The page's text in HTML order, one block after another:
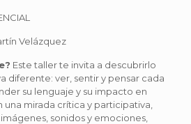
Velázquez
Este taller te invita a descubrirlo
diferente: ver, sentir y pensar cada
su lenguaje y su impacto en
una mirada crítica y participativa,
sonidos y emociones,